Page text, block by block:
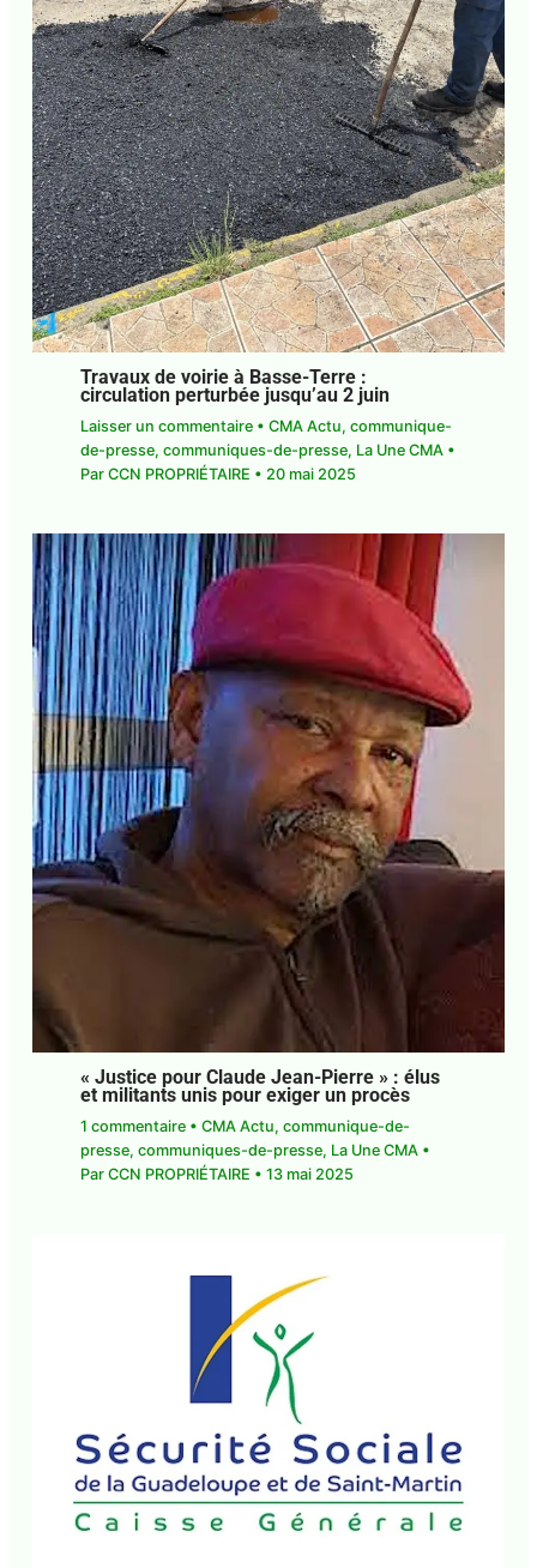
Travaux de voirie à Basse-Terre :
circulation perturbée jusqu’au 2 juin
Laisser un commentaire • CMA Actu, communique-
de-presse, communiques-de-presse, La Une CMA •
Par CCN PROPRIÉTAIRE • 20 mai 2025
« Justice pour Claude Jean-Pierre » : élus
et militants unis pour exiger un procès
1 commentaire • CMA Actu, communique-de-
presse, communiques-de-presse, La Une CMA •
Par CCN PROPRIÉTAIRE • 13 mai 2025